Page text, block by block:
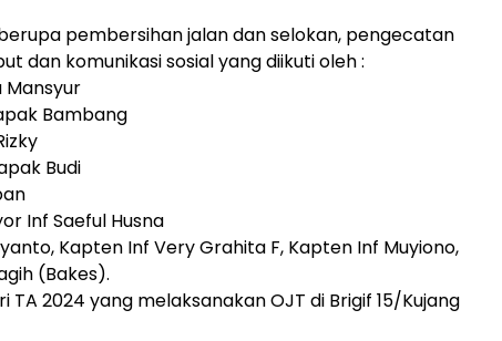
pembersihan jalan dan selokan, pengecatan
dan komunikasi sosial yang diikuti oleh :
Mansyur
Bambang
Budi
Inf Saeful Husna
Kapten Inf Very Grahita F, Kapten Inf Muyiono,
(Bakes).
TA 2024 yang melaksanakan OJT di Brigif 15/Kujang